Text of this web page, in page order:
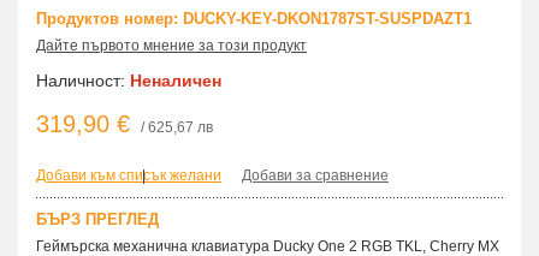
Продуктов номер: DUCKY-KEY-DKON1787ST-SUSPDAZT1
Дайте първото мнение за този продукт
Наличност: Неналичен
319,90 € / 625,67 лв
Добави към списък желани
| Добави за сравнение
БЪРЗ ПРЕГЛЕД
Геймърскa механична клавиатура Ducky One 2 RGB TKL, Cherry MX